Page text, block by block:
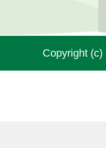
Copyright